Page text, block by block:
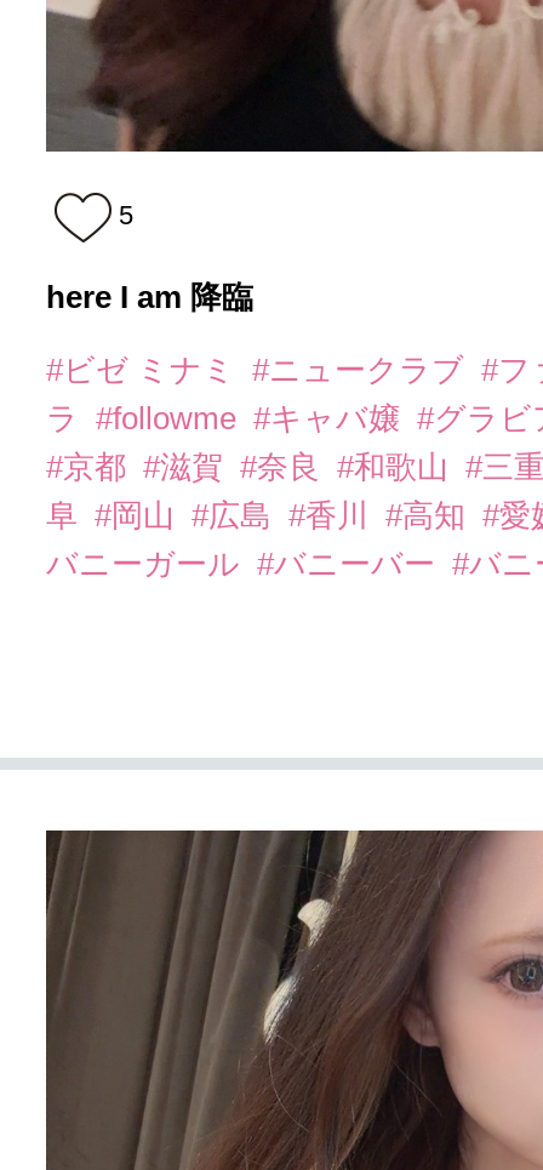
5
here I am 降臨
#ビゼ ミナミ #ニュークラブ #フ
ラ
#followme #キャバ嬢 #グラ
#京都 #滋賀 #奈良 #和歌山
#三
阜 #岡山 #広島 #香川 #高知 #愛
バニーガール #バニーバー #バ